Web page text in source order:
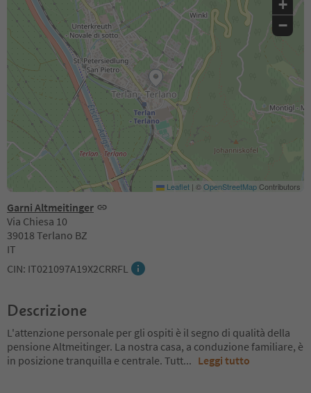
Garni Altmeitinger
Via Chiesa 10
39018 Terlano BZ
IT
CIN: IT021097A19X2CRRFL
+
−
Leaflet | ©OpenStreetMapContributors
Descrizione
L'attenzione personale per gli ospiti è il segno di qualità della
pensione Altmeitinger. La nostra casa, a conduzione familiare, è
in posizione tranquilla e centrale. Tutt... Leggi tutto